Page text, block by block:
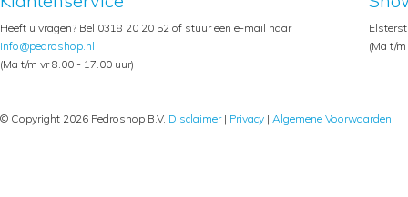
Heeft u vragen? Bel 0318 20 20 52 of stuur een e-mail naar
info@pedroshop.nl
(Ma t/m vr 8.00 - 17.00 uur)
(Ma t/
© Copyright 2026 Pedroshop B.V. Disclaimer| Privacy | Algemene Voorwaarden